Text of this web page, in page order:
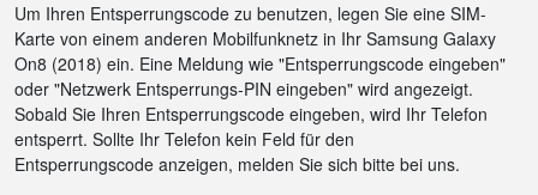
Um Ihren Entsperrungscode zu benutzen, legen Sie eine SIM-
Karte von einem anderen Mobilfunknetz in Ihr Samsung Galaxy
On8 (2018) ein. Eine Meldung wie "Entsperrungscode eingeben"
oder "Netzwerk Entsperrungs-PIN eingeben" wird angezeigt.
Sobald Sie Ihren Entsperrungscode eingeben, wird Ihr Telefon
entsperrt. Sollte Ihr Telefon kein Feld für den
Entsperrungscode anzeigen, melden Sie sich bitte bei uns.